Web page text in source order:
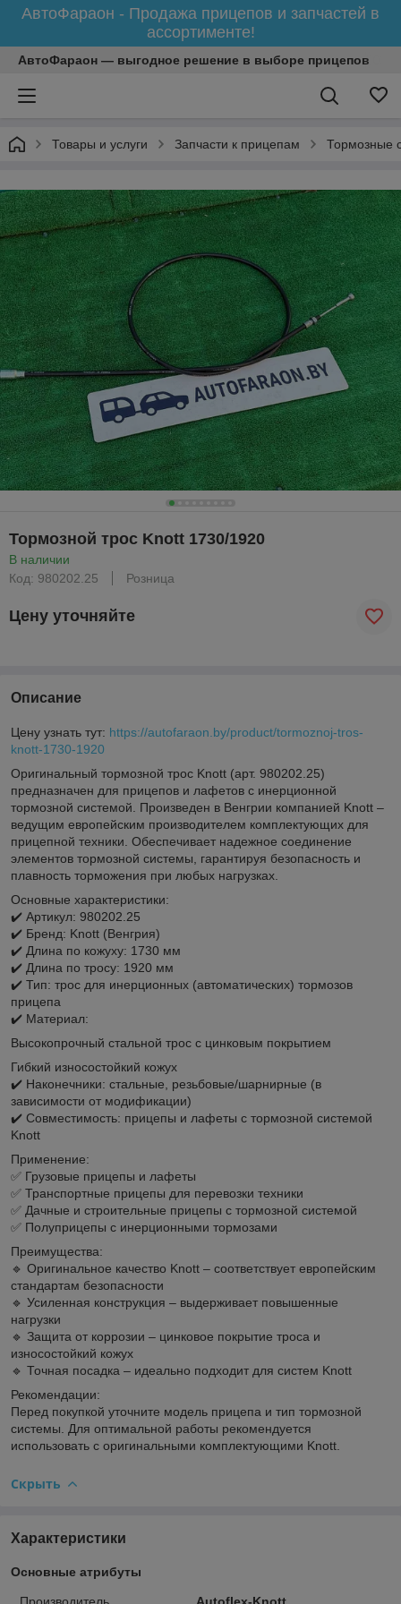
АвтоФараон - Продажа прицепов и запчастей в
ассортименте!
АвтоФараон — выгодное решение в выборе прицепов
Товары и услуги Запчасти к прицепам Тормозные
Тормозной трос Knott 1730/1920
В наличии
Код: 980202.25
Розница
Цену уточняйте
Описание
Цену узнать тут: https://autofaraon.by/product/tormoznoj-tros-
knott-1730-1920
Оригинальный тормозной трос Knott (арт. 980202.25)
предназначен для прицепов и лафетов с инерционной
тормозной системой. Произведен в Венгрии компанией Knott –
ведущим европейским производителем комплектующих для
прицепной техники. Обеспечивает надежное соединение
элементов тормозной системы, гарантируя безопасность и
плавность торможения при любых нагрузках.
Основные характеристики:
✔️ Артикул: 980202.25
✔️ Бренд: Knott (Венгрия)
✔️ Длина по кожуху: 1730 мм
✔️ Длина по тросу: 1920 мм
✔️ Тип: трос для инерционных (автоматических) тормозов
прицепа
✔️ Материал:
Высокопрочный стальной трос с цинковым покрытием
Гибкий износостойкий кожух
✔️ Наконечники: стальные, резьбовые/шарнирные (в
зависимости от модификации)
✔️ Совместимость: прицепы и лафеты с тормозной системой
Knott
Применение:
✅ Грузовые прицепы и лафеты
✅ Транспортные прицепы для перевозки техники
✅ Дачные и строительные прицепы с тормозной системой
✅ Полуприцепы с инерционными тормозами
Преимущества:
🔹 Оригинальное качество Knott – соответствует европейским
стандартам безопасности
🔹 Усиленная конструкция – выдерживает повышенные
нагрузки
🔹 Защита от коррозии – цинковое покрытие троса и
износостойкий кожух
🔹 Точная посадка – идеально подходит для систем Knott
Рекомендации:
Перед покупкой уточните модель прицепа и тип тормозной
системы. Для оптимальной работы рекомендуется
использовать с оригинальными комплектующими Knott.
Скрыть
Характеристики
Основные атрибуты
Производитель Autoflex-Knott